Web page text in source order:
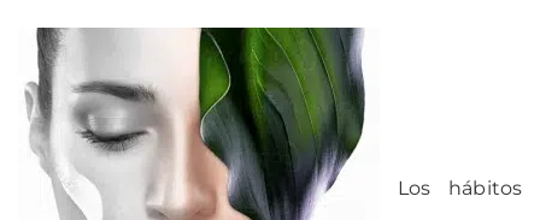
Los hábitos